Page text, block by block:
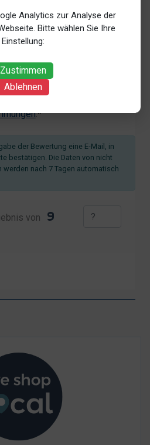
Analytics zur Analyse der
Bitte wählen Sie Ihre
Einstellung:
Zustimmen
Ablehnen
und Nutzung meiner
Referrer-URL) zum
erkläre ich mich
.*
der Bewertung eine E-Mail, in
bestätigen. Die Daten von nicht
nach 7 Tagen automatisch
von